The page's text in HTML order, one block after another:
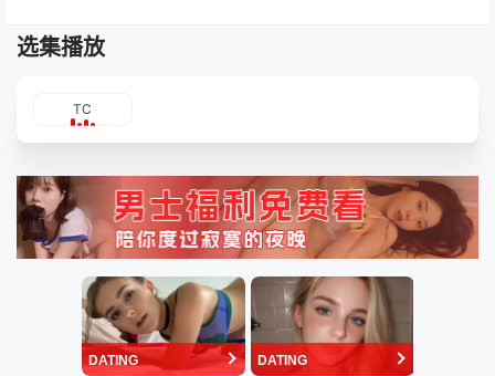
选集播放
TC
DATING DATING